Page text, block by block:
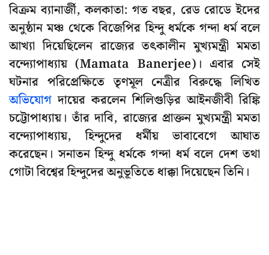
বিক্রম ব্যানার্জী, কলকাতা: গত বছর, রেড রোডে ইদের
অনুষ্ঠান মঞ্চ থেকে বিজেপির হিন্দু ধর্মকে গন্দা ধর্ম বলে
আখ্যা দিয়েছিলেন রাজ্যের তৎকালীন মুখ্যমন্ত্রী মমতা
বন্দ্যোপাধ্যায় (Mamata Banerjee)। এবার সেই
ঘটনার পরিপ্রেক্ষিতে তৃণমূল নেত্রীর বিরুদ্ধে লিখিত
অভিযোগ দায়ের করলেন শিলিগুড়ির আইনজীবী রিঙ্কি
চট্টোপাধ্যায়। তাঁর দাবি, রাজ্যের প্রাক্তন মুখ্যমন্ত্রী মমতা
বন্দ্যোপাধ্যায়, হিন্দুদের ধর্মীয় ভাবাবেগে আঘাত
করেছেন। সনাতন হিন্দু ধর্মকে গন্দা ধর্ম বলে দেশ তথা
গোটা বিশ্বের হিন্দুদের অনুভূতিতে ধাক্কা দিয়েছেন তিনি।